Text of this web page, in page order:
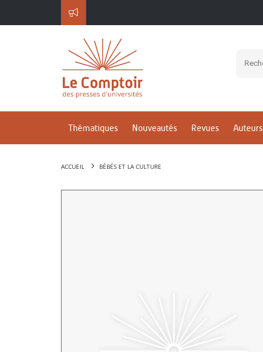
Thématiques Nouveautés Revues Auteurs
ACCUEIL BÉBÉS ET LA CULTURE